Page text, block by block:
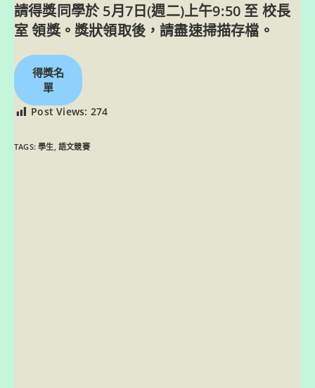
請得獎同學於 5月7日(週二)上午9:50 至 校長
室 領獎。獎狀領取後，請盡速掃描存檔。
得獎名
單
Post Views: 274
TAGS:學生 語文競賽